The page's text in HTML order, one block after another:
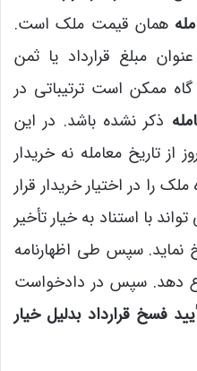
همان قیمت ملک است.
مبلغ قرارداد یا ثمن
ممکن است ترتیباتی در
ذکر نشده باشد. در این
تاریخ معامله نه خریدار
را در اختیار خریدار قرار
با استناد به خیار تأخیر
نماید. سپس طی اظهارنامه
دهد. سپس در دادخواست
فسخ قرارداد بدلیل خیار